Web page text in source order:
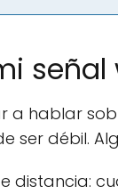
a hablar
ser débil.
distancia: